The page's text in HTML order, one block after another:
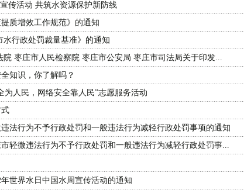
传活动 共筑水资源保护新防线
质增效工作规范》的通知
行政处罚裁量基准》的通知
枣庄市人民检察院 枣庄市公安局 枣庄市司法局关于印发...
知识，你了解吗？
为人民，网络安全靠人民”志愿服务活动
法行为不予行政处罚和一般违法行为减轻行政处罚事项的通知
轻微违法行为不予行政处罚和一般违法行为减轻行政处罚事...
世界水日中国水周宣传活动的通知